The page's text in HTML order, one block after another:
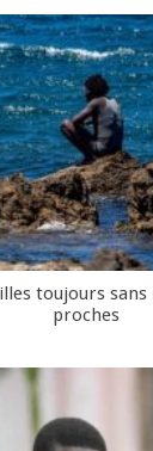
toujours
proches